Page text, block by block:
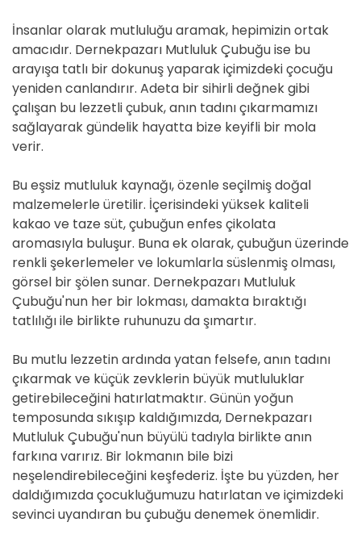
E
İnsanlar olarak mutluluğu aramak, hepimizin ortak
amacıdır. Dernekpazarı Mutluluk Çubuğu ise bu
arayışa tatlı bir dokunuş yaparak içimizdeki çocuğu
yeniden canlandırır. Adeta bir sihirli değnek gibi
çalışan bu lezzetli çubuk, anın tadını çıkarmamızı
sağlayarak gündelik hayatta bize keyifli bir mola
verir.
Bu eşsiz mutluluk kaynağı, özenle seçilmiş doğal
malzemelerle üretilir. İçerisindeki yüksek kaliteli
kakao ve taze süt, çubuğun enfes çikolata
aromasıyla buluşur. Buna ek olarak, çubuğun üzerinde
renkli şekerlemeler ve lokumlarla süslenmiş olması,
görsel bir şölen sunar. Dernekpazarı Mutluluk
Çubuğu'nun her bir lokması, damakta bıraktığı
tatlılığı ile birlikte ruhunuzu da şımartır.
Bu mutlu lezzetin ardında yatan felsefe, anın tadını
çıkarmak ve küçük zevklerin büyük mutluluklar
getirebileceğini hatırlatmaktır. Günün yoğun
temposunda sıkışıp kaldığımızda, Dernekpazarı
Mutluluk Çubuğu'nun büyülü tadıyla birlikte anın
farkına varırız. Bir lokmanın bile bizi
neşelendirebileceğini keşfederiz. İşte bu yüzden, her
daldığımızda çocukluğumuzu hatırlatan ve içimizdeki
sevinci uyandıran bu çubuğu denemek önemlidir.